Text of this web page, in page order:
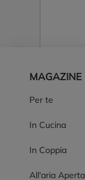
MAGAZINE
Per te
In Cucina
In Coppia
All'aria Aperta